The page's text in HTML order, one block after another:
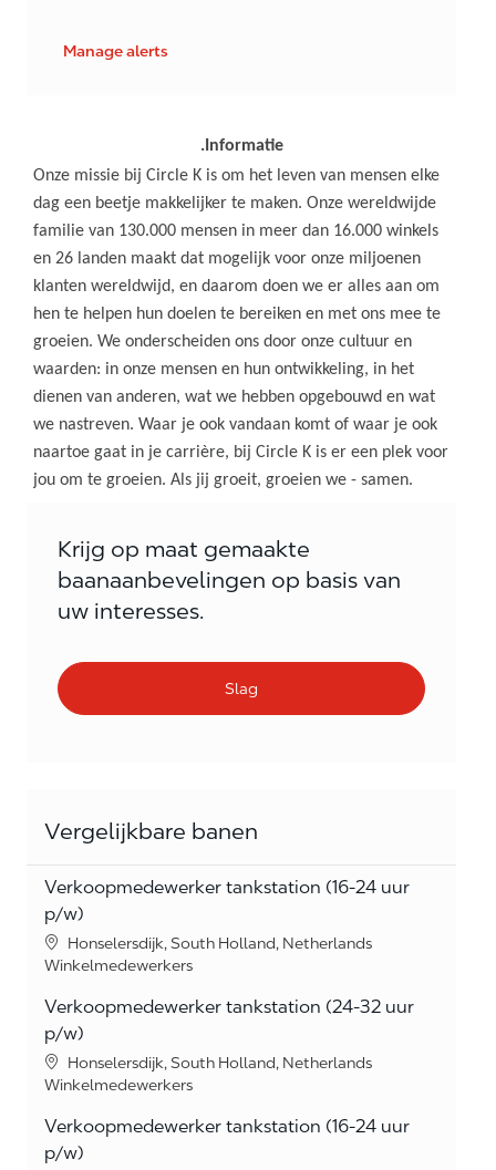
Manage alerts
.Informatie
Onze missie bij Circle K is om het leven van mensen elke
dag een beetje makkelijker te maken. Onze wereldwijde
familie van 130.000 mensen in meer dan 16.000 winkels
en 26 landen maakt dat mogelijk voor onze miljoenen
klanten wereldwijd, en daarom doen we er alles aan om
hen te helpen hun doelen te bereiken en met ons mee te
groeien. We onderscheiden ons door onze cultuur en
waarden: in onze mensen en hun ontwikkeling, in het
dienen van anderen, wat we hebben opgebouwd en wat
we nastreven. Waar je ook vandaan komt of waar je ook
naartoe gaat in je carrière, bij Circle K is er een plek voor
jou om te groeien. Als jij groeit, groeien we - samen.
Krijg op maat gemaakte
baanaanbevelingen op basis van
uw interesses.
Slag
Vergelijkbare banen
Verkoopmedewerker tankstation (16-24 uur
p/w)
Location
Honselersdijk, South Holland, Netherlands
Category
Winkelmedewerkers
Verkoopmedewerker tankstation (24-32 uur
p/w)
Location
Honselersdijk, South Holland, Netherlands
Category
Winkelmedewerkers
Verkoopmedewerker tankstation (16-24 uur
p/w)